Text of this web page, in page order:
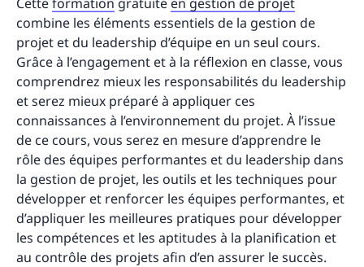
combine les éléments essentiels de la gestion de
projet et du leadership d’équipe en un seul cours.
Grâce à l’engagement et à la réflexion en classe, vous
comprendrez mieux les responsabilités du leadership
et serez mieux préparé à appliquer ces
connaissances à l’environnement du projet. À l’issue
de ce cours, vous serez en mesure d’apprendre le
rôle des équipes performantes et du leadership dans
la gestion de projet, les outils et les techniques pour
développer et renforcer les équipes performantes, et
d’appliquer les meilleures pratiques pour développer
les compétences et les aptitudes à la planification et
au contrôle des projets afin d’en assurer le succès.